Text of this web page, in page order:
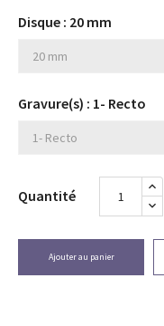
Disque : 20 mm
Gravure(s) : 1- Recto
Quantité
Ajouter au panier